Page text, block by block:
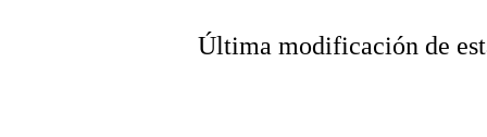
Última modificación de